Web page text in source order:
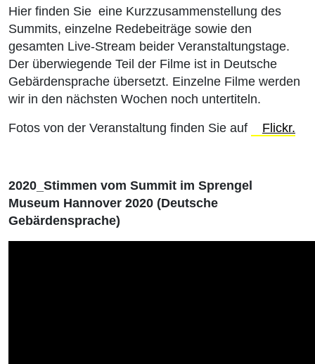
Hier finden Sie eine Kurzzusammenstellung des
Summits, einzelne Redebeiträge sowie den
gesamten Live-Stream beider Veranstaltungstage.
Der überwiegende Teil der Filme ist in Deutsche
Gebärdensprache übersetzt. Einzelne Filme werden
wir in den nächsten Wochen noch untertiteln.
Fotos von der Veranstaltung finden Sie auf Flickr.
2020_Stimmen vom Summit im Sprengel
Museum Hannover 2020 (Deutsche
Gebärdensprache)